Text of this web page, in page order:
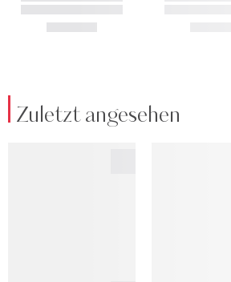
Zuletzt angesehen